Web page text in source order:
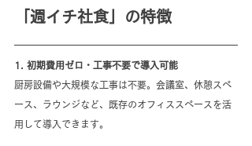
「週イチ社食」の特徴
1. 初期費用ゼロ・工事不要で導入可能
厨房設備や大規模な工事は不要。会議室、休憩スペ
ース、ラウンジなど、既存のオフィススペースを活
用して導入できます。